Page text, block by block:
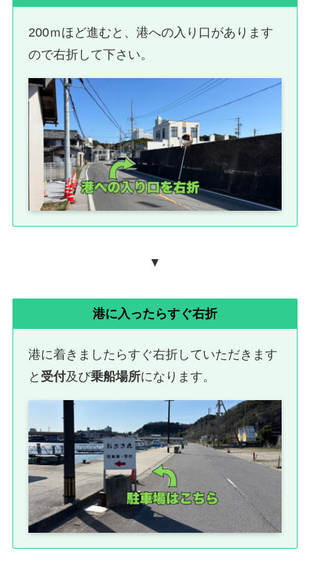
200ｍほど進むと、港への入り口があります
ので右折して下さい。
▼
港に入ったらすぐ右折
港に着きましたらすぐ右折していただきます
と 受付及び乗船場所になります。